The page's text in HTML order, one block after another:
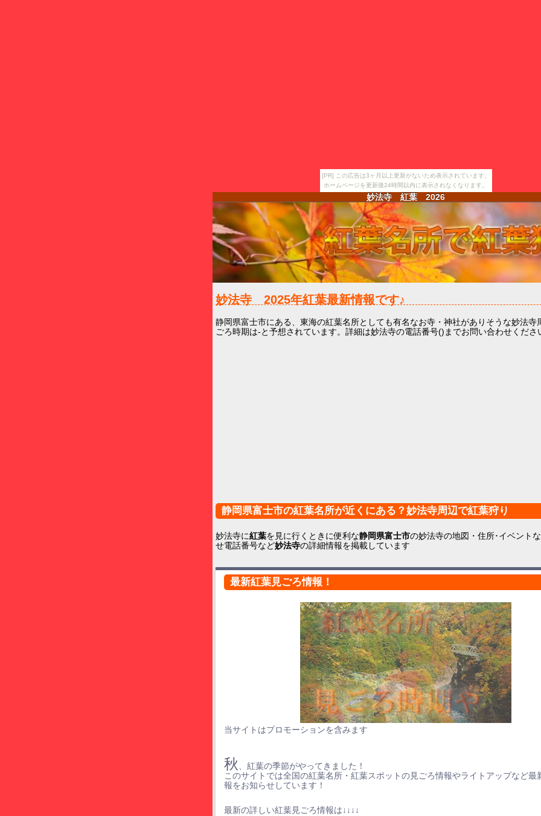
[PR] この広告は3ヶ月以上更新がないため表示されています。
ホームページを更新後24時間以内に表示されなくなります。
妙法寺 紅葉 2026
妙法寺 2025年紅葉最新情報です♪
静岡県富士市にある、東海の紅葉名所としても有名なお寺・神社がありそうな妙法寺
ごろ時期は-と予想されています。詳細は妙法寺の電話番号()までお問い合わせくださ
静岡県富士市の紅葉名所が近くにある？妙法寺周辺で紅葉狩り
妙法寺に紅葉を見に行くときに便利な静岡県富士市の妙法寺の地図・住所･イベント
せ電話番号など妙法寺の詳細情報を掲載しています
最新紅葉見ごろ情報！
当サイトはプロモーションを含みます
秋
、紅葉の季節がやってきました！
このサイトでは全国の紅葉名所・紅葉スポットの見ごろ情報やライトアップなど最
報をお知らせしています！
最新の詳しい紅葉見ごろ情報は↓↓↓↓